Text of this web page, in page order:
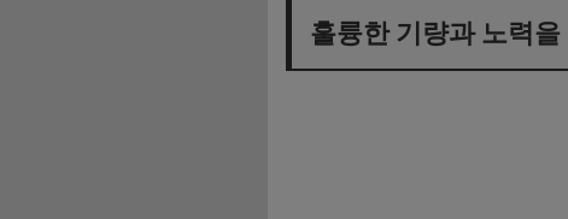
훌륭한 기량과 노력